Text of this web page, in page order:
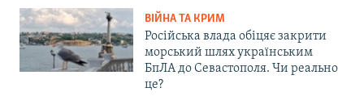
ВІЙНА ТА КРИМ
Російська влада обіцяє закрити
морський шлях українським
БпЛА до Севастополя. Чи реально
це?